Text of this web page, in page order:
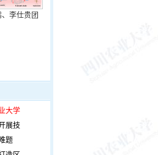
、李仕贵团
大学
展技
题